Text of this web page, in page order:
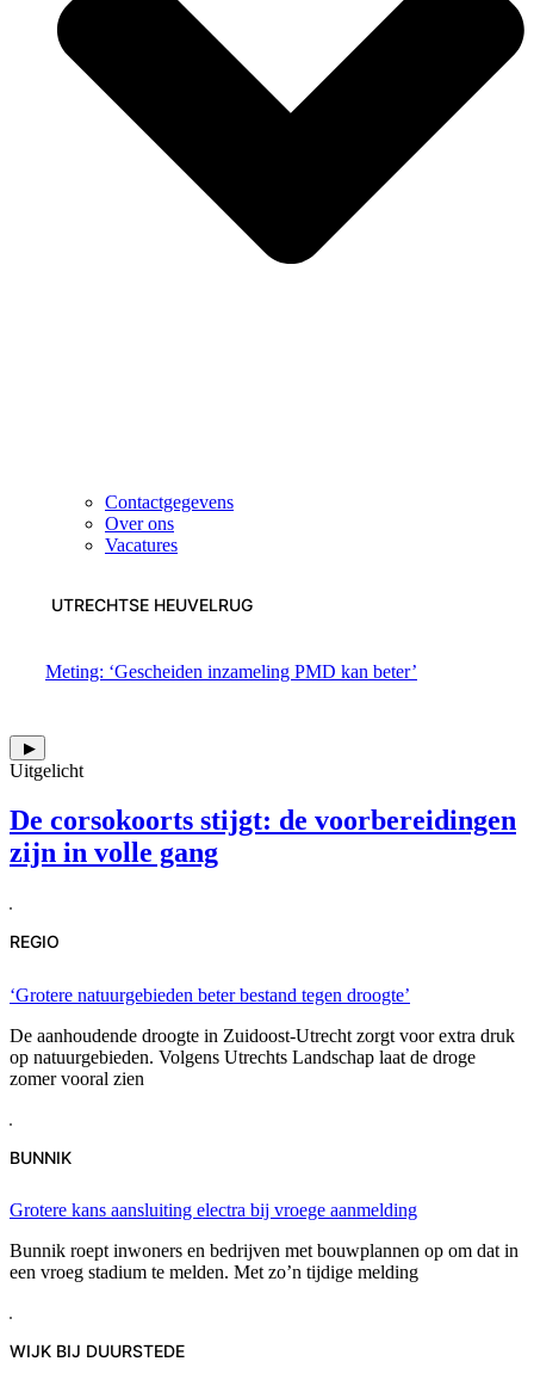
Contactgegevens
Over ons
Vacatures
UTRECHTSE HEUVELRUG
Meting: ‘Gescheiden inzameling PMD kan beter’
▶
Uitgelicht
De corsokoorts stijgt: de voorbereidingen
zijn in volle gang
REGIO
‘Grotere natuurgebieden beter bestand tegen droogte’
De aanhoudende droogte in Zuidoost-Utrecht zorgt voor extra druk
op natuurgebieden. Volgens Utrechts Landschap laat de droge
zomer vooral zien
BUNNIK
Grotere kans aansluiting electra bij vroege aanmelding
Bunnik roept inwoners en bedrijven met bouwplannen op om dat in
een vroeg stadium te melden. Met zo’n tijdige melding
WIJK BIJ DUURSTEDE